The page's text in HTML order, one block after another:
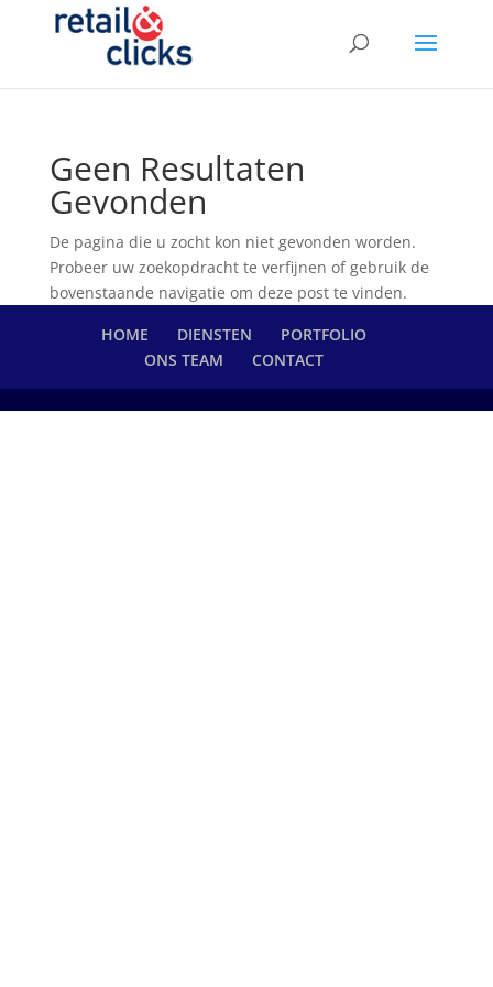
Geen Resultaten
Gevonden
De pagina die u zocht kon niet gevonden worden.
Probeer uw zoekopdracht te verfijnen of gebruik de
bovenstaande navigatie om deze post te vinden.
HOME
DIENSTEN
PORTFOLIO
ONS TEAM
CONTACT